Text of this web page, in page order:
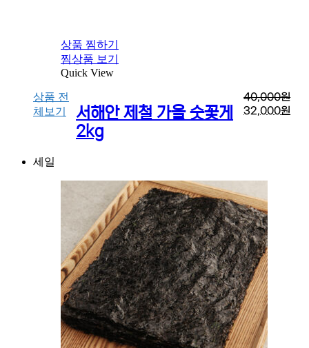
상품 찜하기
찜상품 보기
Quick View
상품 전
체보기
서해안 제철 가을 숫꽃게
2kg
40,000원
32,000원
세일